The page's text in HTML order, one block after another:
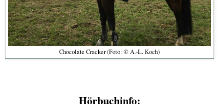
Chocolate Cracker (Foto: © A.-L. Koch)
Hörbuchinfo: